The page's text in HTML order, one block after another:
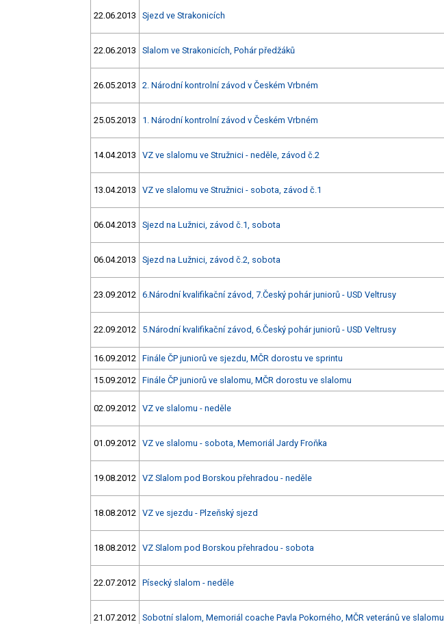
22.06.2013 Sjezd ve Strakonicích
22.06.2013 Slalom ve Strakonicích, Pohár předžáků
26.05.2013 2. Národní kontrolní závod v Českém Vrbném
25.05.2013 1. Národní kontrolní závod v Českém Vrbném
14.04.2013 VZ ve slalomu ve Stružnici - neděle, závod č.2
13.04.2013 VZ ve slalomu ve Stružnici - sobota, závod č.1
06.04.2013 Sjezd na Lužnici, závod č.1, sobota
06.04.2013 Sjezd na Lužnici, závod č.2, sobota
23.09.2012 6.Národní kvalifikační závod, 7.Český pohár juniorů - USD Veltrusy
22.09.2012 5.Národní kvalifikační závod, 6.Český pohár juniorů - USD Veltrusy
16.09.2012 Finále ČP juniorů ve sjezdu, MČR dorostu ve sprintu
15.09.2012 Finále ČP juniorů ve slalomu, MČR dorostu ve slalomu
02.09.2012 VZ ve slalomu - neděle
01.09.2012 VZ ve slalomu - sobota, Memoriál Jardy Froňka
19.08.2012 VZ Slalom pod Borskou přehradou - neděle
18.08.2012 VZ ve sjezdu - Plzeňský sjezd
18.08.2012 VZ Slalom pod Borskou přehradou - sobota
22.07.2012 Písecký slalom - neděle
21.07.2012 Sobotní slalom, Memoriál coache Pavla Pokorného, MČR veteránů ve slalomu